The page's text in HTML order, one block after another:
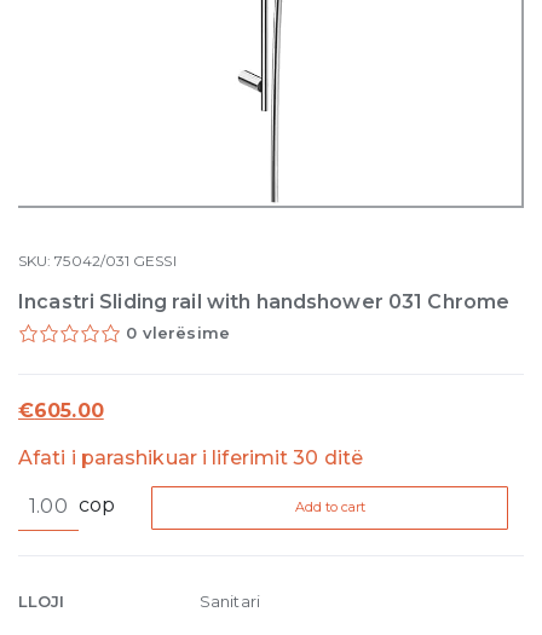
SKU:75042/031 GESSI
Incastri Sliding rail with handshower 031 Chrome
0 vlerësime
€605.00
Afati i parashikuar i liferimit 30 ditë
Sliding
handshower
cop Add to cart
LLOJI Sanitari